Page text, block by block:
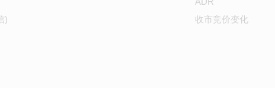
)
收市竞价变化